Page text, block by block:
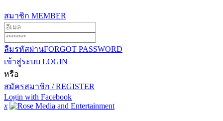
สมาชิก MEMBER
ลืมรหัสผ่านFORGOT PASSWORD
เข้าสู่ระบบ LOGIN
หรือ
สมัครสมาชิก / REGISTER
Login with Facebook
x